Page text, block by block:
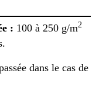
: 100 à 250 g/m2
dans le cas de